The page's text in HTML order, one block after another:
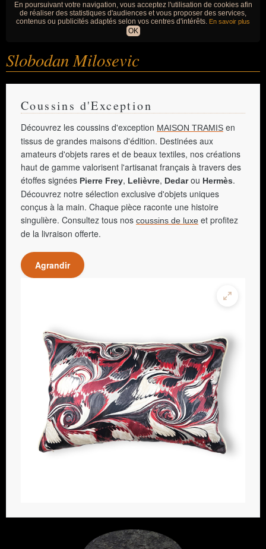
En poursuivant votre navigation, vous acceptez l'utilisation de cookies afin
de réaliser des statistiques d'audiences et vous proposer des services,
contenus ou publicités adaptés selon vos centres d'intérêts. En savoir plus
OK
Slobodan Milosevic
Coussins d'Exception
Découvrez les coussins d'exception MAISON TRAMIS en
tissus de grandes maisons d'édition. Destinées aux
amateurs d'objets rares et de beaux textiles, nos créations
haut de gamme valorisent l'artisanat français à travers des
étoffes signées Pierre Frey, Lelièvre, Dedarou Hermès.
Découvrez notre sélection exclusive d'objets uniques
conçus à la main. Chaque pièce raconte une histoire
singulière. Consultez tous nos coussins de luxe et profitez
de la livraison offerte.
Agrandir